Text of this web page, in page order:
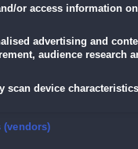
wird, klicke auf "Ja"
or access information
advertising and
audience research
scan device
security, prevent and
(vendors)